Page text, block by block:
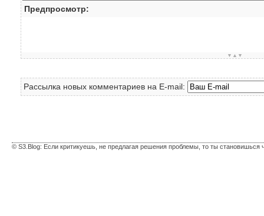
Предпросмотр:
▼▲▼
Рассылка новых комментариев на E-mail:
© S3.Blog: Если критикуешь, не предлагая решения проблемы, то ты становишься